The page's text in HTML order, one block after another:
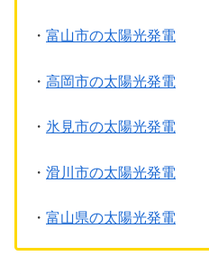
・ 富山市の太陽光発電
・ 高岡市の太陽光発電
・ 氷見市の太陽光発電
・ 滑川市の太陽光発電
・ 富山県の太陽光発電